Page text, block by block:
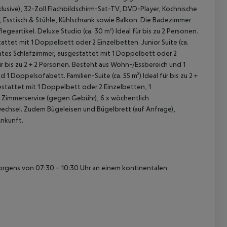
32-Zoll Flachbildschirm-Sat-TV, DVD-Player, Kochnische
& Stühle, Kühlschrank sowie Balkon. Die Badezimmer
Deluxe Studio (ca. 30 m²) Ideal für bis zu 2 Personen.
mit 1 Doppelbett oder 2 Einzelbetten. Junior Suite (ca.
Schlafzimmer, ausgestattet mit 1 Doppelbett oder 2
bis zu 2 + 2 Personen. Besteht aus Wohn-/Essbereich und 1
1 Doppelsofabett. Familien-Suite (ca. 55 m²) Ideal für bis zu 2 +
mit 1 Doppelbett oder 2 Einzelbetten, 1
(gegen Gebühr), 6 x wöchentlich
Zudem Bügeleisen und Bügelbrett (auf Anfrage),
von 07:30 – 10:30 Uhr an einem kontinentalen